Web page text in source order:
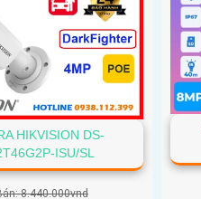
HIKVISION DS-
ISU/SL
8.440.000vnd